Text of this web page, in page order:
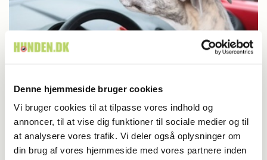
Denne hjemmeside bruger cookies
Vi bruger cookies til at tilpasse vores indhold og
annoncer, til at vise dig funktioner til sociale medier og til
at analysere vores trafik. Vi deler også oplysninger om
din brug af vores hjemmeside med vores partnere inden
Aktuelt